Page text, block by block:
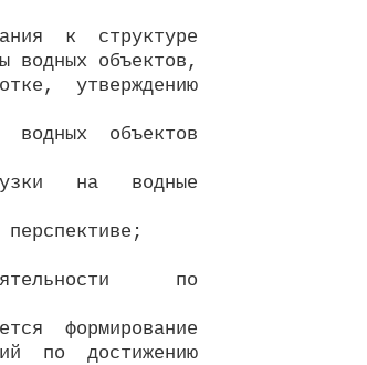
к  структуре
водных объектов,
утверждению
водных  объектов
на   водные
перспективе;
по
формирование
по  достижению